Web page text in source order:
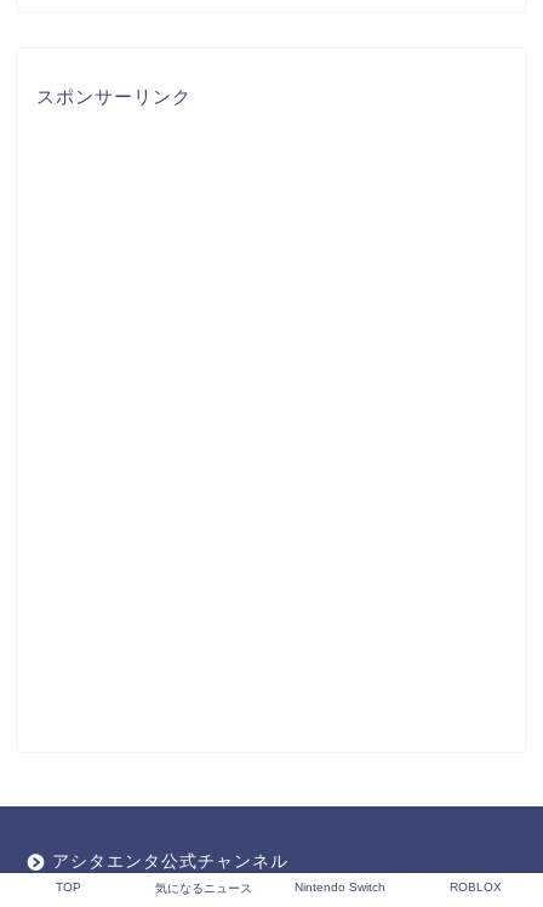
スポンサーリンク
アシタエンタ公式チャンネル
TOP 気になるニュース Nintendo Switch ROBLOX